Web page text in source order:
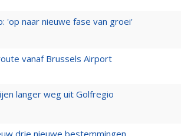
'op naar nieuwe fase van groei'
vanaf Brussels Airport
langer weg uit Golfregio
drie nieuwe bestemmingen